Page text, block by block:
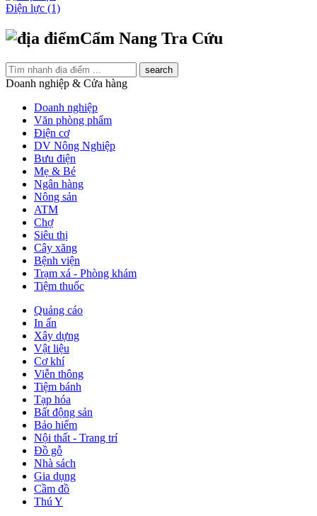
Điện lực (1)
Cẩm Nang Tra Cứu
search
Doanh nghiệp & Cửa hàng
Doanh nghiệp
Văn phòng phẩm
Điện cơ
DV Nông Nghiệp
Bưu điện
Mẹ & Bé
Ngân hàng
Nông sản
ATM
Chợ
Siêu thị
Cây xăng
Bệnh viện
Trạm xá - Phòng khám
Tiệm thuốc
Quảng cáo
In ấn
Xây dựng
Vật liệu
Cơ khí
Viễn thông
Tiệm bánh
Tạp hóa
Bất động sản
Bảo hiểm
Nội thất - Trang trí
Đồ gỗ
Nhà sách
Gia dụng
Cầm đồ
Thú Y